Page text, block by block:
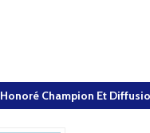
Honoré Champion Et